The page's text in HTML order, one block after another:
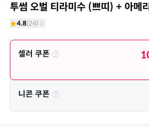
투썸 오벌 티라미수 (쁘띠) + 아메
4.8(24)
셀러 쿠폰
니콘 쿠폰